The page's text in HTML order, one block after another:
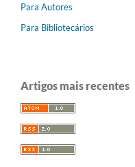
Para Autores
Para Bibliotecários
Artigos mais recentes